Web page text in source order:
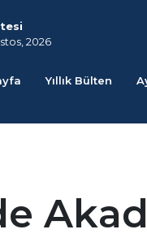
2026
Yıllık Bülten